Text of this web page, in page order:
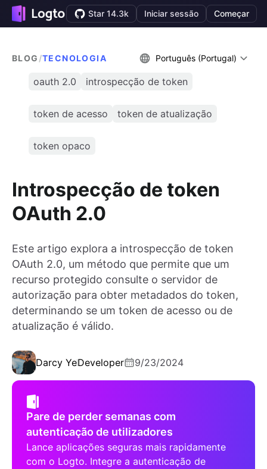
Star 14.3k Iniciar sessão Começar
BLOG /TECNOLOGIA Português (Portugal)
oauth 2.0 introspecção de token
token de acesso token de atualização
token opaco
Introspecção de token
OAuth 2.0
Este artigo explora a introspecção de token
OAuth 2.0, um método que permite que um
recurso protegido consulte o servidor de
autorização para obter metadados do token,
determinando se um token de acesso ou de
atualização é válido.
Darcy YeDeveloper 9/23/2024
Pare de perder semanas com
autenticação de utilizadores
Lance aplicações seguras mais rapidamente
com o Logto. Integre a autenticação de